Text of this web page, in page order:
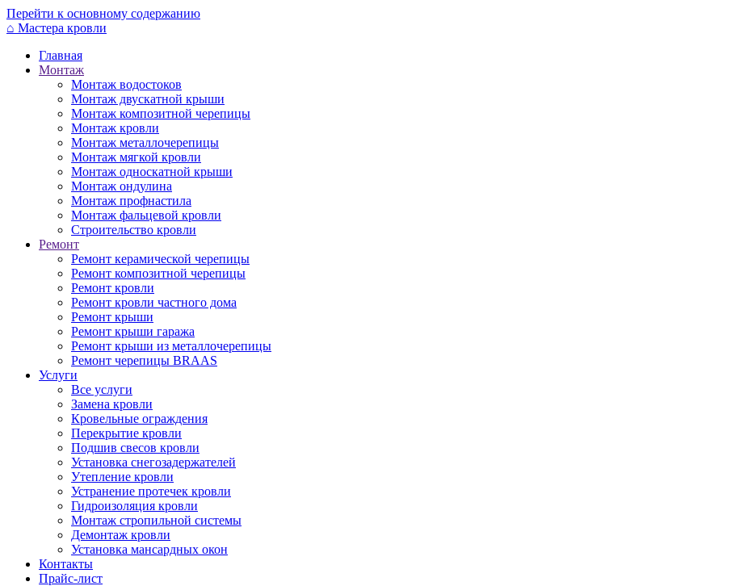
Перейти к основному содержанию
⌂ Мастера кровли
Главная
Монтаж
Монтаж водостоков
Монтаж двускатной крыши
Монтаж композитной черепицы
Монтаж кровли
Монтаж металлочерепицы
Монтаж мягкой кровли
Монтаж односкатной крыши
Монтаж ондулина
Монтаж профнастила
Монтаж фальцевой кровли
Строительство кровли
Ремонт
Ремонт керамической черепицы
Ремонт композитной черепицы
Ремонт кровли
Ремонт кровли частного дома
Ремонт крыши
Ремонт крыши гаража
Ремонт крыши из металлочерепицы
Ремонт черепицы BRAAS
Услуги
Все услуги
Замена кровли
Кровельные ограждения
Перекрытие кровли
Подшив свесов кровли
Установка снегозадержателей
Утепление кровли
Устранение протечек кровли
Гидроизоляция кровли
Монтаж стропильной системы
Демонтаж кровли
Установка мансардных окон
Контакты
Прайс-лист